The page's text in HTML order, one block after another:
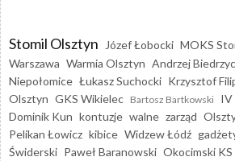
Stomil Olsztyn Józef Łobocki MOKS
Warszawa Warmia Olsztyn Andrzej
Niepołomice Łukasz Suchocki Krzysztof
Olsztyn GKS Wikielec Bartosz Bartkowski IV
Dominik Kun kontuzje walne zarząd
Pelikan Łowicz kibice Widzew Łódź
Świderski Paweł Baranowski Okocimski KS